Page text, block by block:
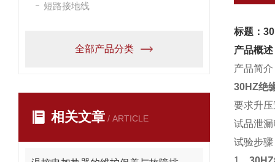
短路接地线
全部产品分类
相关文章 / ARTICLE
标题：
产品概述
产品简介
30HZ绝
要求升
试品泄
试验步骤